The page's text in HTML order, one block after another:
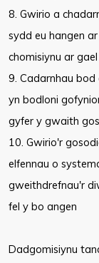
8. Gwirio a
sydd eu hangen
chomisiynu ar
9. Cadarnhau
yn bodloni
gyfer y gwaith
10. Gwirio'r
elfennau o
gweithdrefnau'r
fel y bo angen
Dadgomisiynu